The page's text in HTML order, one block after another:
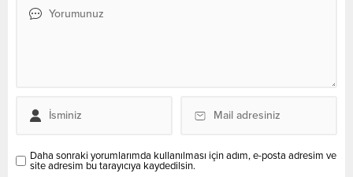
Daha sonraki yorumlarımda kullanılması için adım, e-posta adresim ve
site adresim bu tarayıcıya kaydedilsin.